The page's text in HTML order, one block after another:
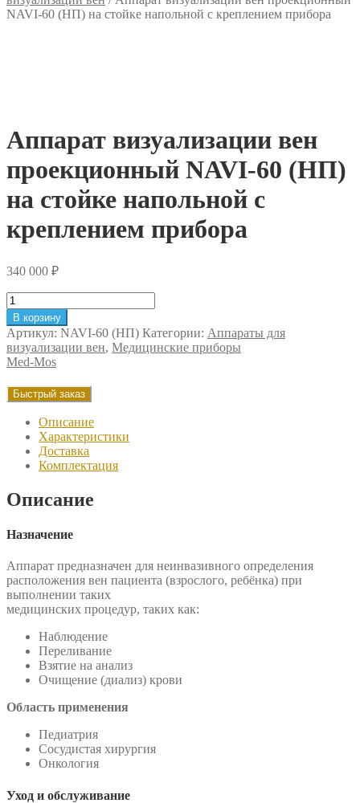
NAVI-60 (НП) на стойке напольной с креплением прибора
Аппарат визуализации вен
проекционный NAVI-60 (НП)
на стойке напольной с
креплением прибора
340 000 ₽
Количество
товара
Аппарат
визуализации
вен
проекционный
NAVI-
60
стойке
напольной
прибора
В корзину
Артикул: NAVI-60 (НП) Категории: Аппараты для
визуализации вен, Медицинские приборы
Med-Mos
Быстрый заказ
Описание
Характеристики
Доставка
Комплектация
Описание
Назначение
Аппарат предназначен для неинвазивного определения
расположения вен пациента (взрослого, ребёнка) при
выполнении таких
медицинских процедур, таких как:
Наблюдение
Переливание
Взятие на анализ
Очищение (диализ) крови
Область применения
Педиатрия
Сосудистая хирургия
Онкология
Уход и обслуживание